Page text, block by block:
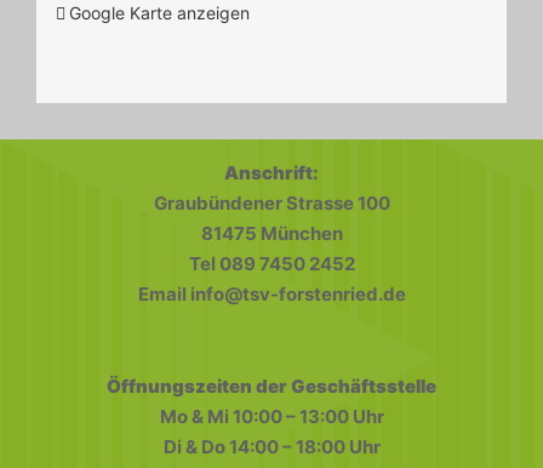
Google Karte anzeigen
Anschrift:
Graubündener Strasse 100
81475 München
Tel 089 7450 2452
Email info@tsv-forstenried.de
Öffnungszeiten der Geschäftsstelle
Mo & Mi 10:00 – 13:00 Uhr
Di & Do 14:00 – 18:00 Uhr